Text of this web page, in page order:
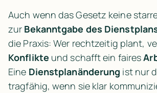
Auch wenn das Gesetz keine
zur Bekanntgabe des
Konflikte und schafft ein faires
Eine Dienstplanänderung ist nur
tragfähig, wenn sie klar